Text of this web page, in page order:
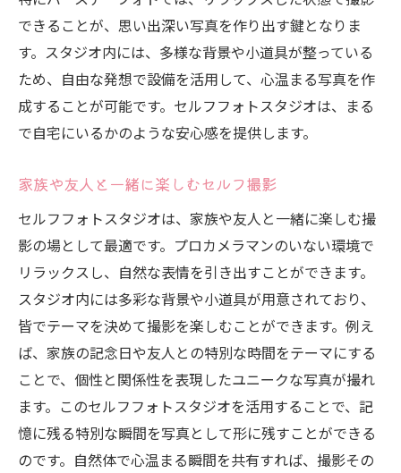
セルフフォトスタジオで誕生日の感動を永久に
残す方法
写真の保存と整理で思い出を守る
デジタルとアナログの活用で多様な保存方
法
セルフフォトスタジオでの撮影データのバ
フォトブックやキャンバスプリントで形に
残す
特別な写真を定期的に見返す習慣
記念すべき瞬間を共有する方法
セルフフォトスタジオでの撮影体験を最大限に
活かすコツ
プランニングで撮影の流れをスムーズに
セルフフォトスタジオの設備を最大限に活
用
できることが、思い出深い写真を作り出す鍵となりま
す。スタジオ内には、多様な背景や小道具が整っている
ため、自由な発想で設備を活用して、心温まる写真を作
成することが可能です。セルフフォトスタジオは、まる
で自宅にいるかのような安心感を提供します。
家族や友人と一緒に楽しむセルフ撮影
セルフフォトスタジオは、家族や友人と一緒に楽しむ撮
影の場として最適です。プロカメラマンのいない環境で
リラックスし、自然な表情を引き出すことができます。
スタジオ内には多彩な背景や小道具が用意されており、
皆でテーマを決めて撮影を楽しむことができます。例え
ば、家族の記念日や友人との特別な時間をテーマにする
ことで、個性と関係性を表現したユニークな写真が撮れ
ます。このセルフフォトスタジオを活用することで、記
憶に残る特別な瞬間を写真として形に残すことができる
のです。自然体で心温まる瞬間を共有すれば、撮影その